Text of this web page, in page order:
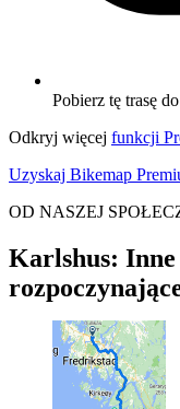
Pobierz tę trasę
Odkryj więcej funkcji
Uzyskaj Bikemap
OD NASZEJ
Karlshus: